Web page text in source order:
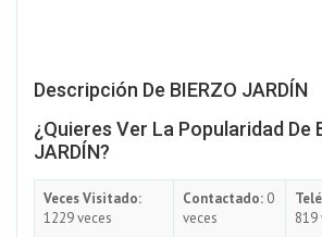
Descripción De BIERZO JARDÍN
¿Quieres Ver La Popularidad De
JARDÍN?
Veces Visitado:
1229 veces
Contactado: 0
veces
819